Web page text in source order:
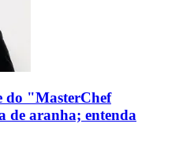
do "MasterChef
de aranha; entenda